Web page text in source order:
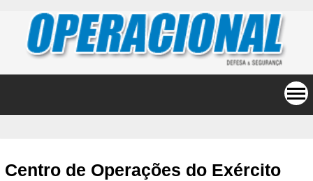
Centro de Operações do Exército